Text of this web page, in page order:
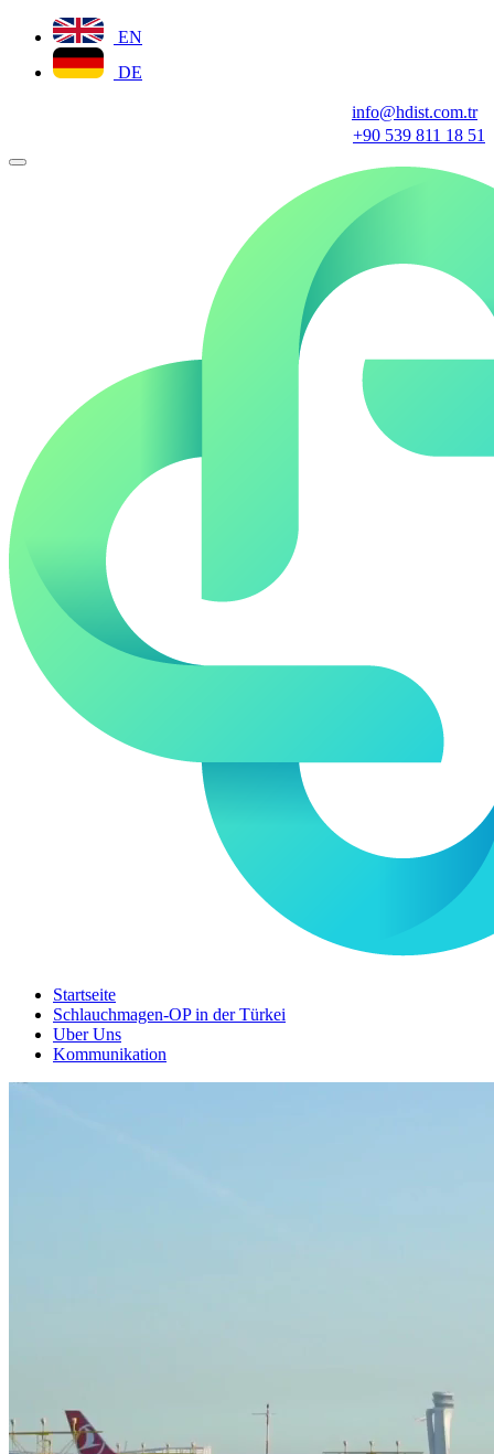
EN
DE
info@hdist.com.tr
+90 539 811 18 51
Startseite
Schlauchmagen-OP in der Türkei
Uber Uns
Kommunikation